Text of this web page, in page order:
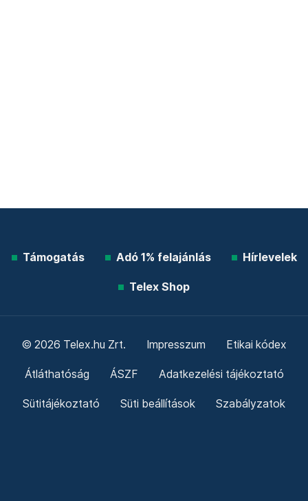
Támogatás Adó 1% felajánlás Hírlevelek
Telex Shop
© 2026 Telex.hu Zrt. Impresszum Etikai kódex
Átláthatóság ÁSZF Adatkezelési tájékoztató
Sütitájékoztató Süti beállítások Szabályzatok